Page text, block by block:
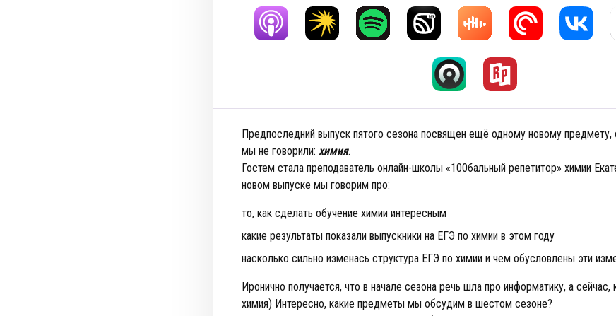
Предпоследний выпуск пятого сезона посвящен ещё одному новому
мы не говорили: химия.
Гостем стала преподаватель онлайн-школы «100бальный репетитор» химии
новом выпуске мы говорим про:
то, как сделать обучение химии интересным
какие результаты показали выпускники на ЕГЭ по химии в этом году
насколько сильно изменась структура ЕГЭ по химии и чем обусловлены эти
Иронично получается, что в начале сезона речь шла про информатику, а сейчас,
химия) Интересно, какие предметы мы обсудим в шестом сезоне?